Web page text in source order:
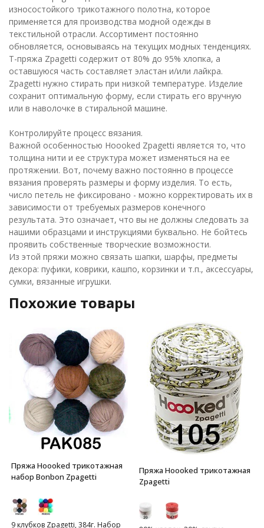
износостойкого трикотажного полотна, которое
применяется для производства модной одежды в
текстильной отрасли. Ассортимент постоянно
обновляется, основываясь на текущих модных тенденциях.
T-пряжа Zpagetti содержит от 80% до 95% хлопка, а
оставшуюся часть составляет эластан и/или лайкра.
Zpagetti нужно стирать при низкой температуре. Изделие
сохранит оптимальную форму, если стирать его вручную
или в наволочке в стиральной машине.
Контролируйте процесс вязания.
Важной особенностью Hoooked Zpagetti является то, что
толщина нити и ее структура может изменяться на ее
протяжении. Вот, почему важно постоянно в процессе
вязания проверять размеры и форму изделия. То есть,
число петель не фиксировано - можно корректировать их в
зависимости от требуемых размеров конечного
результата. Это означает, что вы не должны следовать за
нашими образцами и инструкциями буквально. Не бойтесь
проявить собственные творческие возможности.
Из этой пряжи можно связать шапки, шарфы, предметы
декора: пуфики, коврики, кашпо, корзинки и т.п., аксессуары,
сумки, вязанные игрушки.
Похожие товары
Пряжа Hoooked трикотажная
набор Bonbon Zpagetti
9 клубков Zpagetti, 384г. Набор
Пряжа Hoooked трикотажная
Zpagetti